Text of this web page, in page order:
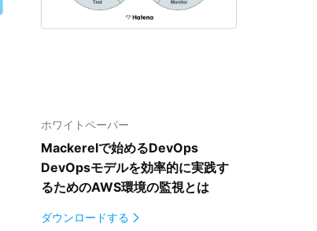
ホワイトペーパー
Mackerelで始めるDevOps
DevOpsモデルを効率的に実践す
るためのAWS環境の監視とは
ダウンロードする